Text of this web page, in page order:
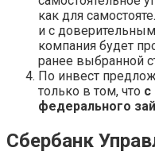
как для
и с
компания будет
ранее выбранной
По инвест
только в том, что с
федерального
Сбербанк